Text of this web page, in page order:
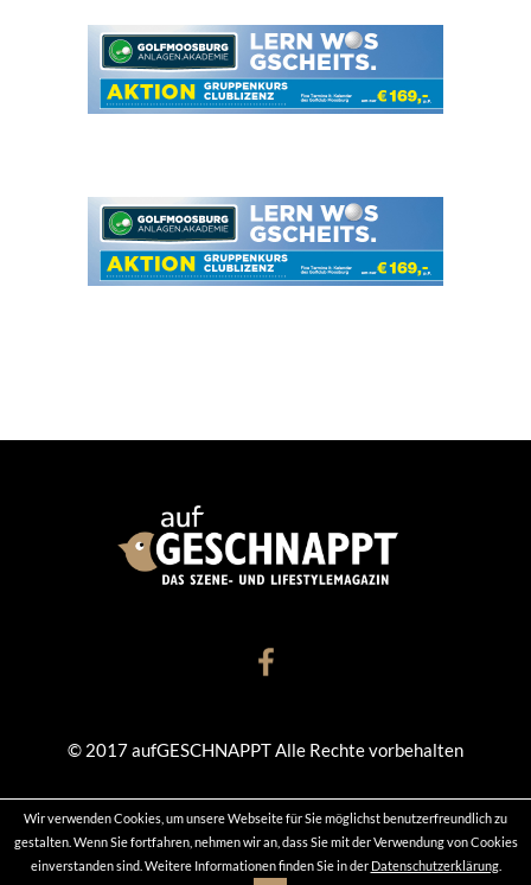
Wir verwenden Cookies, um unsere Webseite für Sie möglichst benutzerfreundlich zu
gestalten. Wenn Sie fortfahren, nehmen wir an, dass Sie mit der Verwendung von Cookies
einverstanden sind. Weitere Informationen finden Sie in der Datenschutzerklärung.
© 2017 aufGESCHNAPPT Alle Rechte vorbehalten
KONTAKT DATENSCHUTZ IMPRESSUM